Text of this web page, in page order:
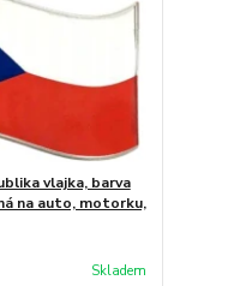
vlajka, barva
na auto, motorku,
Skladem